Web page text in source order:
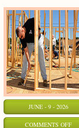
JUNE - 9 - 2026
COMMENTS OFFON